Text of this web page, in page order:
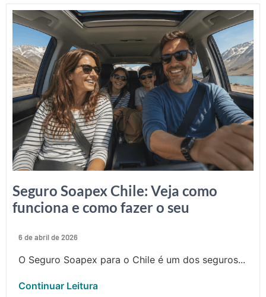
Seguro Soapex Chile: Veja como
funciona e como fazer o seu
6 de abril de 2026
O Seguro Soapex para o Chile é um dos seguros...
Continuar Leitura